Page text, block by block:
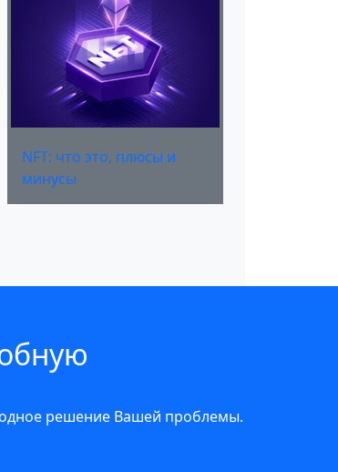
NFT: что это, плюсы и
минусы
решение Вашей проблемы.